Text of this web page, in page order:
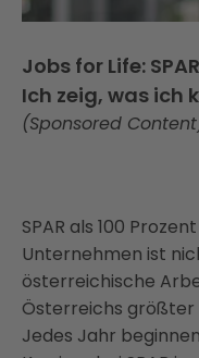
Jobs for Life: SPAR
Ich zeig, was ich
(Sponsored
SPAR als 100
Unternehmen ist
österreichische
Österreichs größter
Jedes Jahr